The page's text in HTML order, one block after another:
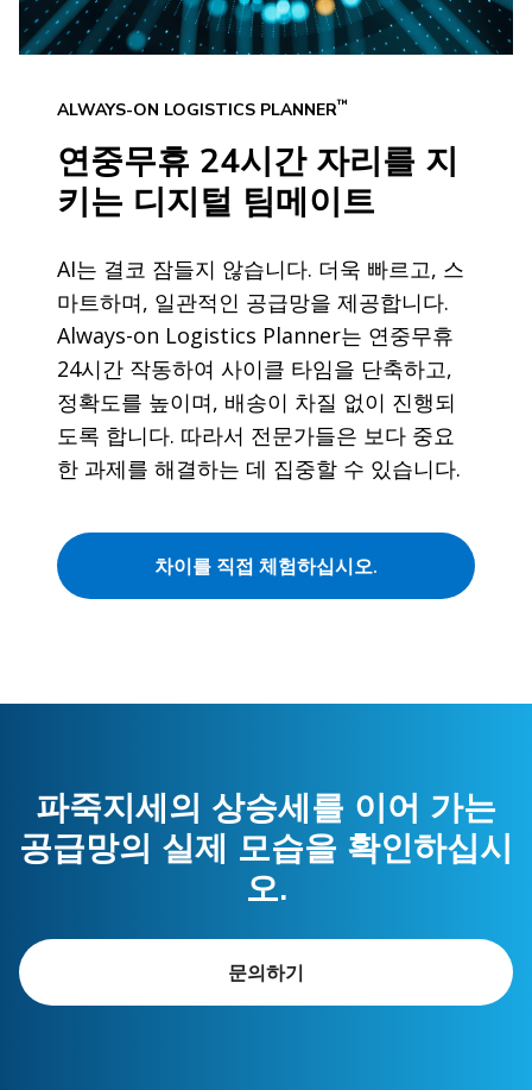
ALWAYS-ON LOGISTICS PLANNER™
연중무휴 24시간 자리를 지
키는 디지털 팀메이트
AI는 결코 잠들지 않습니다. 더욱 빠르고, 스
마트하며, 일관적인 공급망을 제공합니다.
Always-on Logistics Planner는 연중무휴
24시간 작동하여 사이클 타임을 단축하고,
정확도를 높이며, 배송이 차질 없이 진행되
도록 합니다. 따라서 전문가들은 보다 중요
한 과제를 해결하는 데 집중할 수 있습니다.
차이를 직접 체험하십시오.
파죽지세의 상승세를 이어 가는
공급망의 실제 모습을 확인하십시
오.
문의하기